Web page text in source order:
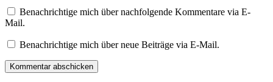
Benachrichtige mich über nachfolgende Kommentare via E-
Mail.
Benachrichtige mich über neue Beiträge via E-Mail.